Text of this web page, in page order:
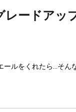
レードアッ
ールをくれたら…そん